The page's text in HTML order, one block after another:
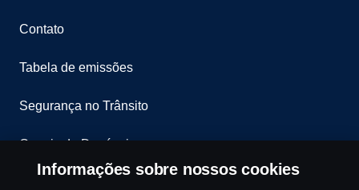
Contato
Tabela de emissões
Segurança no Trânsito
Canais de Denúncia
Programa de Rotulagem Veicular
Informações sobre nossos cookies